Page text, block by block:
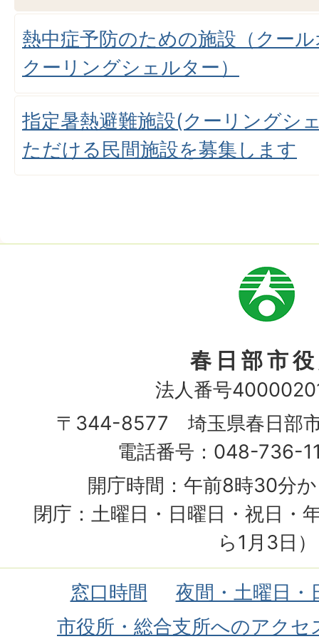
熱中症予防のための施設（クー
クーリングシェルター）
指定暑熱避難施設(クーリングシ
ただける民間施設を募集します
市
章
春日部市
法人番号
〒344-8577 埼玉県春日部
電話番号：048-736-
開庁時間：午前8時30分
閉庁：土曜日・日曜日・祝日・
ら1月3日）
窓口時間
夜間・土曜日・
市役所・総合支所へのアクセ